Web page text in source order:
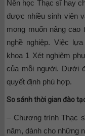
Nên học Thạc sĩ hay
được nhiều sinh viên
mong muốn nâng
nghề nghiệp. Việc
khoa 1 Xét nghiệm
của mỗi người. Dưới
quyết định phù hợp.
So sánh thời gian đào
– Chương trình Thạc
năm, dành cho những